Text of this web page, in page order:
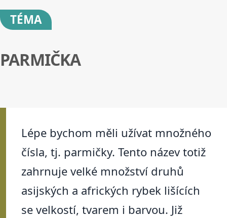
TÉMA
PARMIČKA
Lépe bychom měli užívat množného
čísla, tj. parmičky. Tento název totiž
zahrnuje velké množství druhů
asijských a afrických rybek lišících
se velkostí, tvarem i barvou. Již